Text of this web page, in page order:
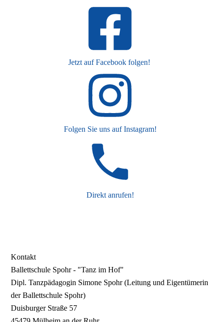
Jetzt auf Facebook folgen!
Folgen Sie uns auf Instagram!
Direkt anrufen!
Kontakt
Ballettschule Spohr - "Tanz im Hof"
Dipl. Tanzpädagogin Simone Spohr (Leitung und Eigentümerin
der Ballettschule Spohr)
Duisburger Straße 57